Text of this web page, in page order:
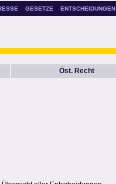
GESETZE ENTSCHEIDUNGEN
Öst. Recht